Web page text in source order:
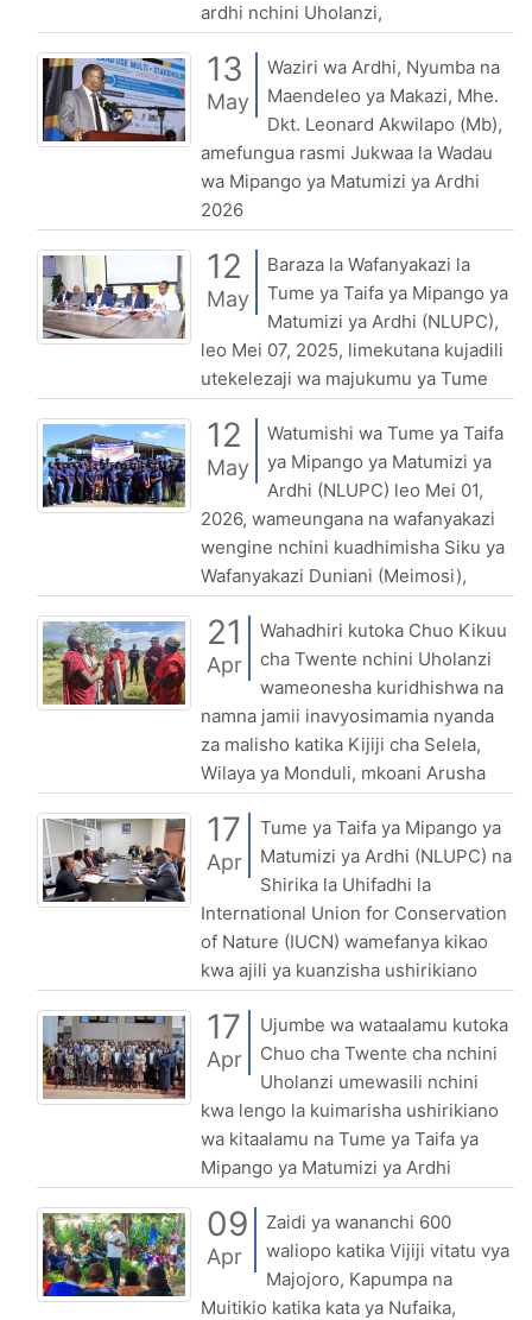
ardhi nchini Uholanzi,
13
May
Waziri wa Ardhi, Nyumba na
Maendeleo ya Makazi, Mhe.
Dkt. Leonard Akwilapo (Mb),
amefungua rasmi Jukwaa la Wadau
wa Mipango ya Matumizi ya Ardhi
2026
12
May
Baraza la Wafanyakazi la
Tume ya Taifa ya Mipango ya
Matumizi ya Ardhi (NLUPC),
leo Mei 07, 2025, limekutana kujadili
utekelezaji wa majukumu ya Tume
12
May
Watumishi wa Tume ya Taifa
ya Mipango ya Matumizi ya
Ardhi (NLUPC) leo Mei 01,
2026, wameungana na wafanyakazi
wengine nchini kuadhimisha Siku ya
Wafanyakazi Duniani (Meimosi),
21
Apr
Wahadhiri kutoka Chuo Kikuu
cha Twente nchini Uholanzi
wameonesha kuridhishwa na
namna jamii inavyosimamia nyanda
za malisho katika Kijiji cha Selela,
Wilaya ya Monduli, mkoani Arusha
17
Apr
Tume ya Taifa ya Mipango ya
Matumizi ya Ardhi (NLUPC) na
Shirika la Uhifadhi la
International Union for Conservation
of Nature (IUCN) wamefanya kikao
kwa ajili ya kuanzisha ushirikiano
17
Apr
Ujumbe wa wataalamu kutoka
Chuo cha Twente cha nchini
Uholanzi umewasili nchini
kwa lengo la kuimarisha ushirikiano
wa kitaalamu na Tume ya Taifa ya
Mipango ya Matumizi ya Ardhi
09
Apr
Zaidi ya wananchi 600
waliopo katika Vijiji vitatu vya
Majojoro, Kapumpa na
Muitikio katika kata ya Nufaika,